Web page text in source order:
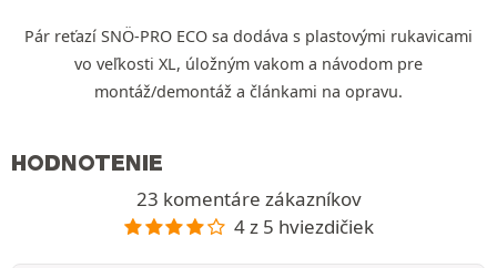
Pár reťazí SNÖ-PRO ECO sa dodáva s plastovými rukavicami
vo veľkosti XL, úložným vakom a návodom pre
montáž/demontáž a článkami na opravu.
HODNOTENIE
23 komentáre zákazníkov
4 z 5 hviezdičiek